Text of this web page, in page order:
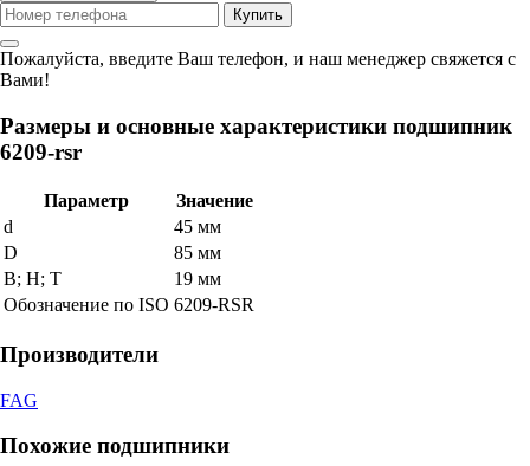
Пожалуйста, введите Ваш телефон, и наш менеджер свяжется с
Вами!
Размеры и основные характеристики подшипник
6209-rsr
Параметр
Значение
d
45 мм
D
85 мм
В; Н; Т
19 мм
Обозначение по ISO 6209-RSR
Производители
FAG
Похожие подшипники